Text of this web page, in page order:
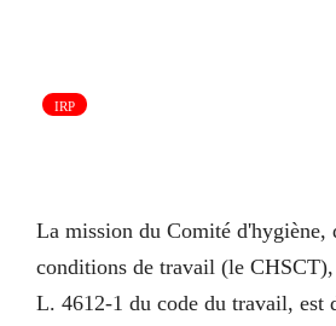
IRP
La mission du Comité d'hygiène,
conditions de travail (le
L. 4612-1 du code du travail, est